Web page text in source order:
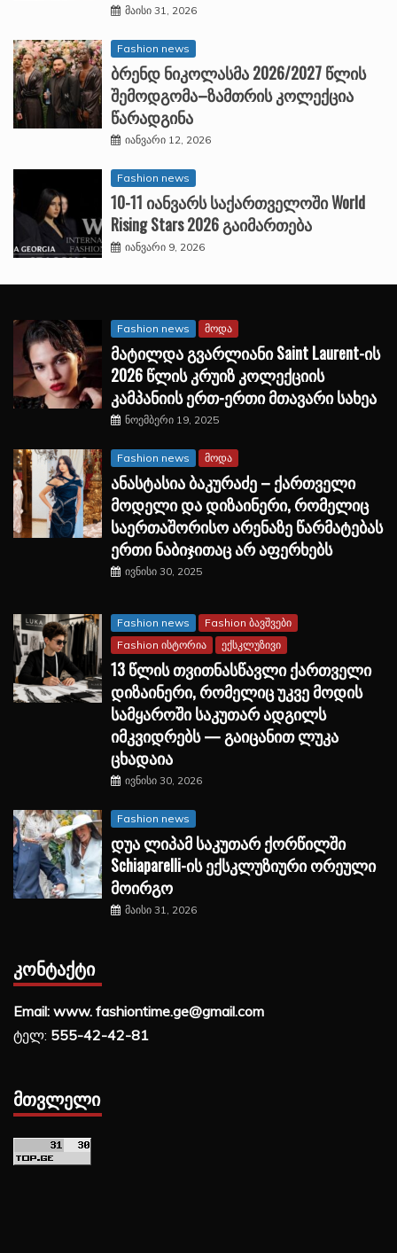
მაისი 31, 2026
Fashion news
ბრენდ ნიკოლასმა 2026/2027 წლის
შემოდგომა–ზამთრის კოლექცია
წარადგინა
იანვარი 12, 2026
Fashion news
10-11 იანვარს საქართველოში World
Rising Stars 2026 გაიმართება
იანვარი 9, 2026
Fashion news მოდა
მატილდა გვარლიანი Saint Laurent-ის
2026 წლის კრუიზ კოლექციის
კამპანიის ერთ-ერთი მთავარი სახეა
ნოემბერი 19, 2025
Fashion news მოდა
ანასტასია ბაკურაძე – ქართველი
მოდელი და დიზაინერი, რომელიც
საერთაშორისო არენაზე წარმატებას
ერთი ნაბიჯითაც არ აფერხებს
ივნისი 30, 2025
Fashion news
Fashion ბავშვები
Fashion ისტორია
ექსკლუზივი
13 წლის თვითნასწავლი ქართველი
დიზაინერი, რომელიც უკვე მოდის
სამყაროში საკუთარ ადგილს
იმკვიდრებს — გაიცანით ლუკა
ცხადაია
ივნისი 30, 2026
Fashion news
დუა ლიპამ საკუთარ ქორწილში
Schiaparelli-ის ექსკლუზიური ორეული
მოირგო
მაისი 31, 2026
ᲙᲝᲜᲢᲐᲥᲢᲘ
Email: www. fashiontime.ge@gmail.com
ტელ: 555-42-42-81
ᲛᲗᲕᲚᲔᲚᲘ